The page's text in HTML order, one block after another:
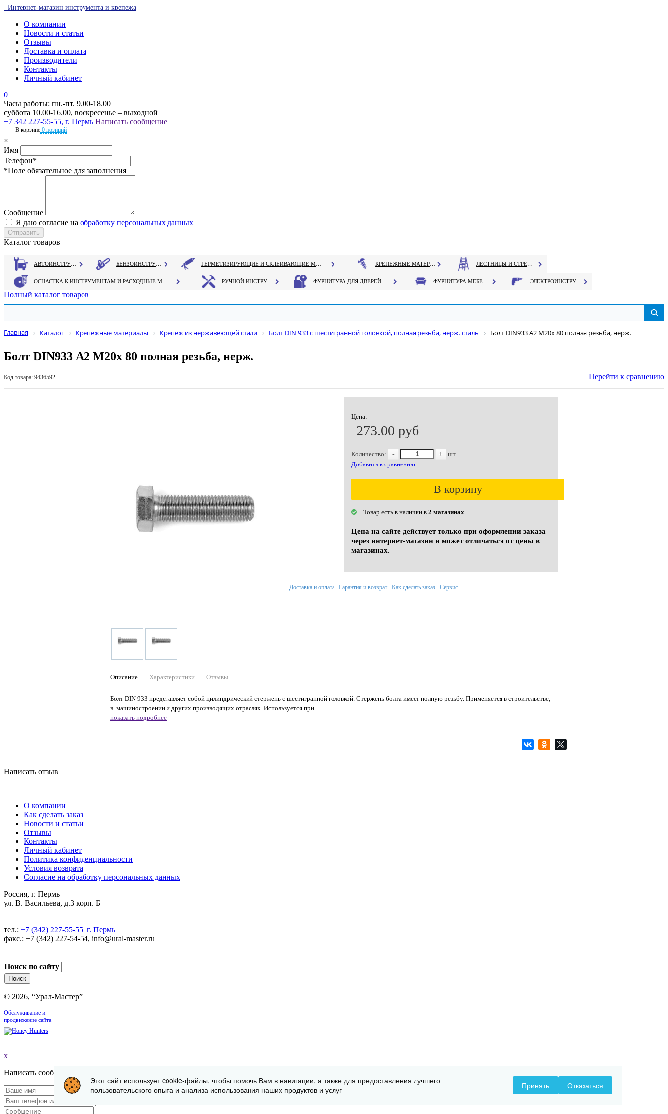
Интернет-магазин инструмента и крепежа
О компании
Новости и статьи
Отзывы
Доставка и оплата
Производители
Контакты
Личный кабинет
0
Часы работы: пн.-пт. 9.00-18.00
суббота 10.00-16.00, воскресенье – выходной
+7 342 227-55-55, г. Пермь Написать сообщение
В корзине 0 позиций
×
Имя
Телефон*
*Поле обязательное для заполнения
Сообщение
Я даю согласие на обработку персональных данных
Каталог товаров
Полный каталог товаров
Главная Каталог Крепежные материалы Крепеж из нержавеющей стали Болт DIN 933 с шестигранной головкой, полная резьба, нерж. сталь Болт DIN933 А2 М20х 80 полная резьба, нерж.
Болт DIN933 А2 М20х 80 полная резьба, нерж.
Код товара: 9436592 Перейти к сравнению
Цена:
273.00 руб
Количество: - +
шт.
Добавить к сравнению
В корзину
Товар есть в наличии в 2 магазинах
Цена на сайте действует только при оформлении заказа
через интернет-магазин и может отличаться от цены в
магазинах.
Описание Характеристики Отзывы
Болт DIN 933 представляет собой цилиндрический стержень с шестигранной головкой. Стержень болта имеет полную резьбу. Применяется в строительстве,
в машиностроении и других производящих отраслях. Используется при...
показать подробнее
Доставка и оплата Гарантия и возврат Как сделать заказ Сервис
Написать отзыв
О компании
Как сделать заказ
Новости и статьи
Отзывы
Контакты
Личный кабинет
Политика конфиденциальности
Условия возврата
Согласие на обработку персональных данных
Россия, г. Пермь
ул. В. Васильева, д.3 корп. Б
тел.: +7 (342) 227-55-55, г. Пермь
факс.: +7 (342) 227-54-54, info@ural-master.ru
Поиск по сайту
© 2026, “Урал-Мастер”
Обслуживание и
продвижение сайта
x
Написать сообщение
Этот сайт использует cookie-файлы, чтобы помочь Вам в навигации, а также для предоставления лучшего
пользовательского опыта и анализа использования наших продуктов и услуг
Принять Отказаться